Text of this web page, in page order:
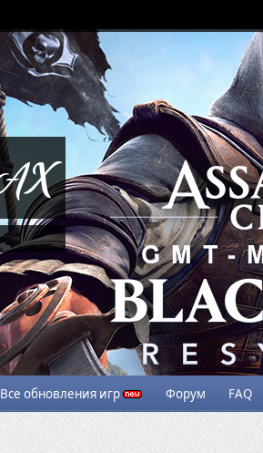
Все обновления игр Форум FAQ